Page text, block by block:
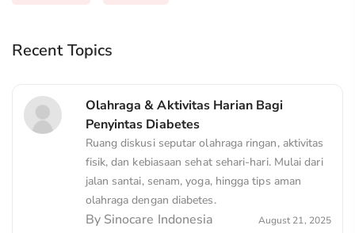
Recent Topics
Olahraga & Aktivitas Harian Bagi
Penyintas Diabetes
Ruang diskusi seputar olahraga ringan, aktivitas
fisik, dan kebiasaan sehat sehari-hari. Mulai dari
jalan santai, senam, yoga, hingga tips aman
olahraga dengan diabetes.
By Sinocare Indonesia August 21, 2025